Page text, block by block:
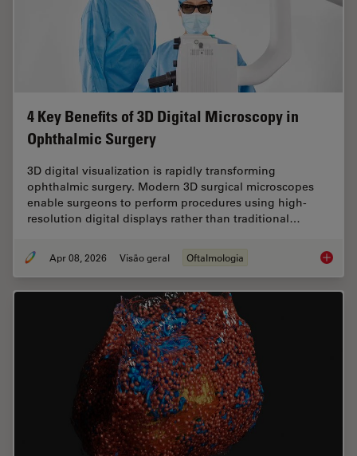
4 Key Benefits of 3D Digital Microscopy in
Ophthalmic Surgery
3D digital visualization is rapidly transforming
ophthalmic surgery. Modern 3D surgical microscopes
enable surgeons to perform procedures using high-
resolution digital displays rather than traditional…
Apr 08, 2026 Visão geral Oftalmologia 4 Key